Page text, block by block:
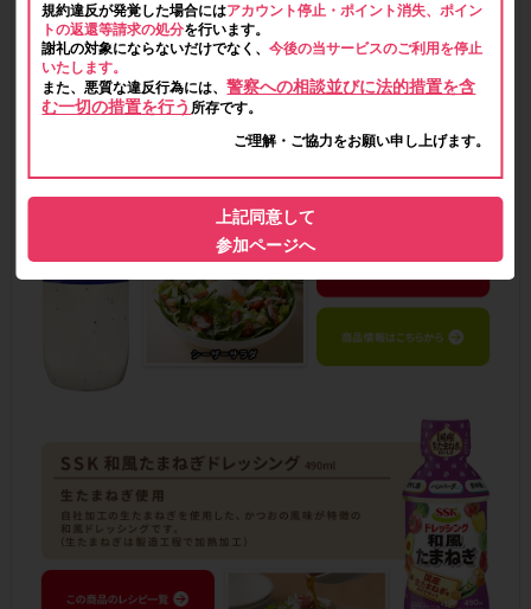
規約違反が発覚した場合にはアカウント停止・ポイント消失、ポイン
トの返還等請求の処分を行います。
謝礼の対象にならないだけでなく、今後の当サービスのご利用を停止
いたします。
また、悪質な違反行為には、警察への相談並びに法的措置を含
む一切の措置を行う 所存です。
ご理解・ご協力をお願い申し上げます。
上記同意して
参加ページへ